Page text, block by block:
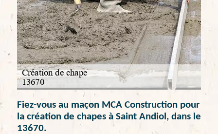
Fiez-vous au maçon MCA Construction pour
la création de chapes à Saint Andiol, dans le
13670.